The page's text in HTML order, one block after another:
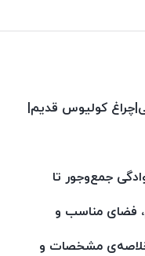
استوک اصلی|چراغ کولیوس قدیم|
جمع‌وجور تا
فضای مناسب و
خلاصه‌ی مشخصات و